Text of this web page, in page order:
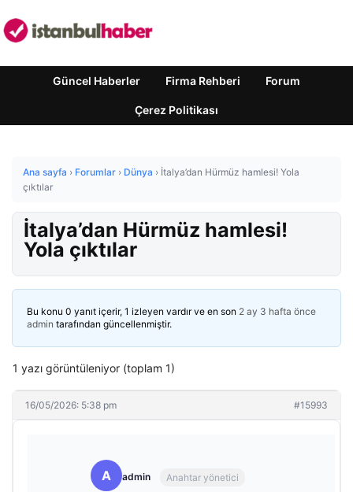
Güncel Haberler Firma Rehberi Forum
Çerez Politikası
Ana sayfa › Forumlar › Dünya › İtalya’dan Hürmüz hamlesi! Yola
çıktılar
İtalya’dan Hürmüz hamlesi!
Yola çıktılar
Bu konu 0 yanıt içerir, 1 izleyen vardır ve en son 2 ay 3 hafta önce
admin tarafından güncellenmiştir.
1 yazı görüntüleniyor (toplam 1)
16/05/2026: 5:38 pm #15993
A admin Anahtar yönetici